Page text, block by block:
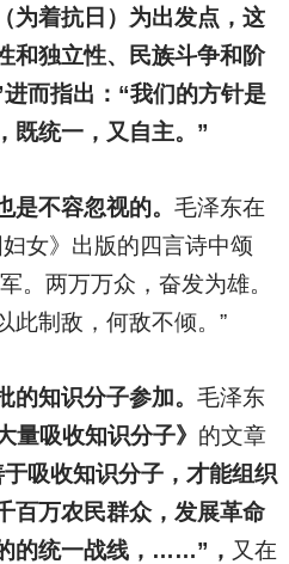
为着抗日）为出发点，这
和独立性、民族斗争和阶
而指出：“我们的方针是
既统一，又自主。”
不容忽视的。 毛泽东在
女》出版的四言诗中颂
。两万万众，奋发为雄。
此制敌，何敌不倾。”
知识分子参加。 毛泽东
量吸收知识分子》 的文章
于吸收知识分子，才能组织
百万农民群众，发展革命
的统一战线，……”， 又在